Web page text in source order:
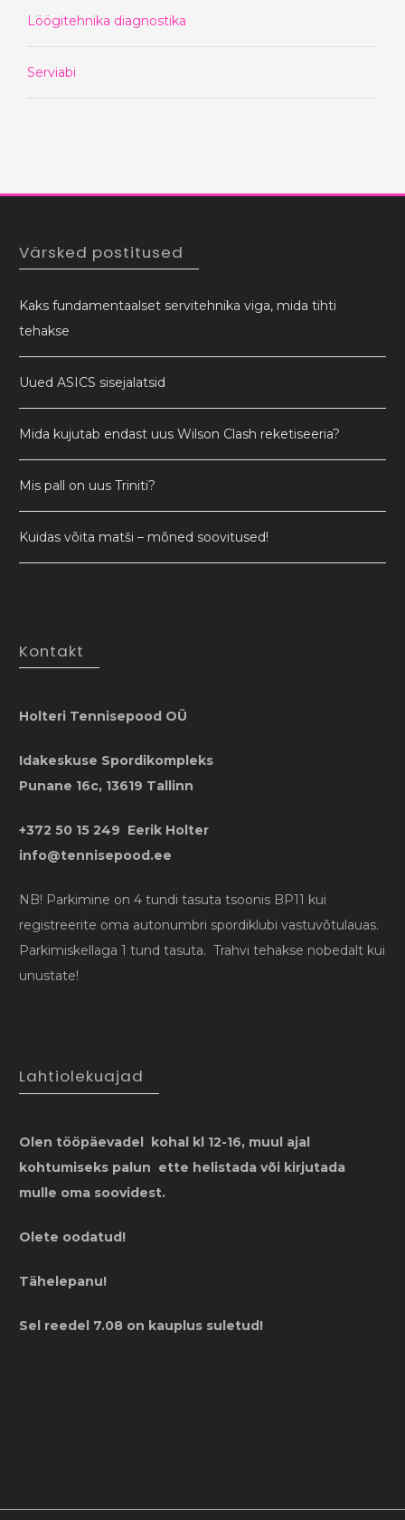
Löögitehnika diagnostika
Serviabi
Värsked postitused
Kaks fundamentaalset servitehnika viga, mida tihti
tehakse
Uued ASICS sisejalatsid
Mida kujutab endast uus Wilson Clash reketiseeria?
Mis pall on uus Triniti?
Kuidas võita matši – mõned soovitused!
Kontakt
Holteri Tennisepood OÜ
Idakeskuse Spordikompleks
Punane 16c, 13619 Tallinn
+372 50 15 249 Eerik Holter
info@tennisepood.ee
NB! Parkimine on 4 tundi tasuta tsoonis BP11 kui
registreerite oma autonumbri spordiklubi vastuvõtulauas.
Parkimiskellaga 1 tund tasuta. Trahvi tehakse nobedalt kui
unustate!
Lahtiolekuajad
Olen tööpäevadel kohal kl 12-16, muul ajal
kohtumiseks palun ette helistada või kirjutada
mulle oma soovidest.
Olete oodatud!
Tähelepanu!
Sel reedel 7.08 on kauplus suletud!